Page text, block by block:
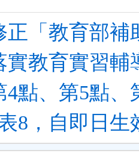
正「教育部補
實教育實習輔
點、第5點、
8，自即日生